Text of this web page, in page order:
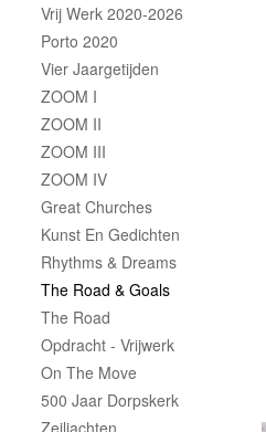
Vrij Werk 2020-2026
Porto 2020
Vier Jaargetijden
ZOOM I
ZOOM II
ZOOM III
ZOOM IV
Great Churches
Kunst En Gedichten
Rhythms & Dreams
The Road & Goals
The Road
Opdracht - Vrijwerk
On The Move
500 Jaar Dorpskerk
Zeiljachten